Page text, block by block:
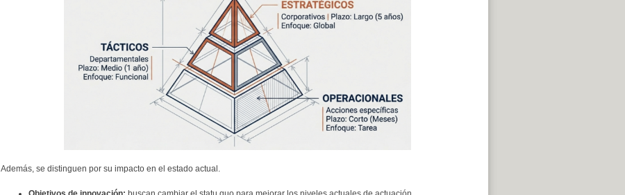
Además, se distinguen por su impacto en el estado actual.